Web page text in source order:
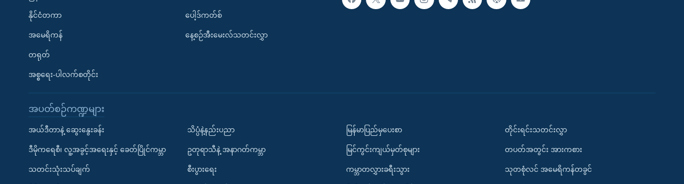
နိုင်ငံတကာ
အမေရိကန်
တရုတ်
အစ္စရေး-ပါလက်စတိုင်း
ပေါ့ဒ်ကတ်စ်
နေ့စဉ်အီးမေးလ်သတင်းလွှာ
အပတ်စဉ်ကဏ္ဍများ
အယ်ဒီတာနဲ့ ဆွေးနွေးခန်း
ဒီမိုကရေစီ၊ လူ့အခွင့်အရေးနှင့် ခေတ်ပြိုင်ကမ္ဘာ
သတင်းသုံးသပ်ချက်
သိပ္ပံနဲ့နည်းပညာ
ဥတုရာသီနဲ့ အနာဂတ်ကမ္ဘာ
စီးပွားရေး
မြန်မာပြည်မှပေးစာ
မြင်ကွင်းကျယ်မှတ်စုများ
ကမ္ဘာတလွှားခရီးသွား
တိုင်းရင်းသတင်းလွှာ
တပတ်အတွင်း အားကစား
သုတစုံလင် အမေရိကန်တခွင်